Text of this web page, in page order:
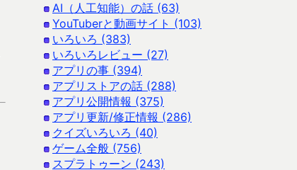
AI（人工知能）の話 (63)
YouTuberと動画サイト (103)
いろいろ (383)
いろいろレビュー (27)
アプリの事 (394)
アプリストアの話 (288)
アプリ公開情報 (375)
アプリ更新/修正情報 (286)
クイズいろいろ (40)
ゲーム全般 (756)
スプラトゥーン (243)